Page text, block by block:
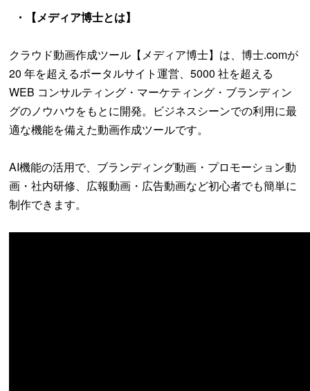
・【メディア博士とは】
クラウド動画作成ツール【メディア博士】は、博士.comが
20 年を超えるポータルサイト運営、5000 社を超える
WEB コンサルティング・マーケティング・ブランディン
グのノウハウをもとに開発。ビジネスシーンでの利用に最
適な機能を備えた動画作成ツールです。
AI機能の活用で、ブランディング動画・プロモーション動
画・社内研修、広報動画・広告動画など初心者でも簡単に
制作できます。